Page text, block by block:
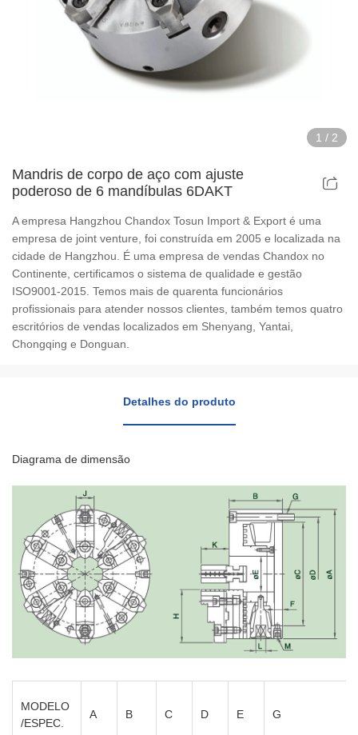
Acessórios para mandril de potência oca
Dispositivos de mandril de ar oco
Série Scroll Chucks
Série de mandris superfinos
Série de mandris para corpo de aço
Série Din Chucks
1 / 2
Mandris de corpo de aço com ajuste
poderoso de 6 mandíbulas 6DAKT
A empresa Hangzhou Chandox Tosun Import & Export é uma
empresa de joint venture, foi construída em 2005 e localizada na
cidade de Hangzhou. É uma empresa de vendas Chandox no
Continente, certificamos o sistema de qualidade e gestão
ISO9001-2015. Temos mais de quarenta funcionários
profissionais para atender nossos clientes, também temos quatro
escritórios de vendas localizados em Shenyang, Yantai,
Chongqing e Donguan.
Detalhes do produto
Diagrama de dimensão
MODELO
/ESPEC.
A B C D E G